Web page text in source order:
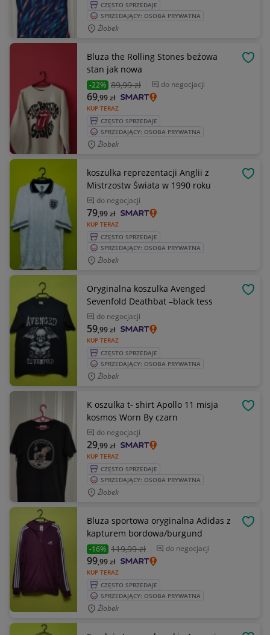
CZĘSTO SPRZEDAJE
SPRZEDAJĄCY: OSOBA PRYWATNA
Żłobek
Bluza the Rolling Stones beżowa
stan jak nowa
-22% 89,99 zł do negocjacji
KUP TERAZ
69,99zł
CZĘSTO SPRZEDAJE
SPRZEDAJĄCY: OSOBA PRYWATNA
Żłobek
koszulka reprezentacji Anglii z
Mistrzostw Świata w 1990 roku
do negocjacji
KUP TERAZ
79,99zł
CZĘSTO SPRZEDAJE
SPRZEDAJĄCY: OSOBA PRYWATNA
Żłobek
Oryginalna koszulka Avenged
Sevenfold Deathbat –black tess
do negocjacji
KUP TERAZ
59,99zł
CZĘSTO SPRZEDAJE
SPRZEDAJĄCY: OSOBA PRYWATNA
Żłobek
K oszulka t- shirt Apollo 11 misja
kosmos Worn By czarn
do negocjacji
KUP TERAZ
29,99zł
CZĘSTO SPRZEDAJE
SPRZEDAJĄCY: OSOBA PRYWATNA
Żłobek
Bluza sportowa oryginalna Adidas z
kapturem bordowa/burgund
-16% 119,99 zł do negocjacji
KUP TERAZ
99,99zł
CZĘSTO SPRZEDAJE
SPRZEDAJĄCY: OSOBA PRYWATNA
Żłobek